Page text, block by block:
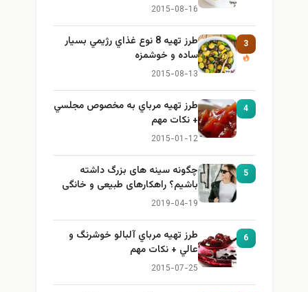
2015-08-16
3
طرز تهيه 8 نوع غذاي رژيمي بسيار
ساده و خوشمزه
2015-08-13
4
طرز تهيه مرباي به مخصوص مجلسي
+ نكات مهم
2015-01-12
5
چگونه سینه های بزرگ داشته
باشیم؟ راهکارهای طبیعی و خانگی
برای بزرگ کردن سینه
2019-04-19
6
طرز تهيه مرباي آلبالو خوشرنگ و
عالي + نكات مهم
2015-07-25